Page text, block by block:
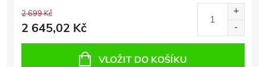
2 699 Kč
2 645,02 Kč
VLOŽIT DO KOŠÍKU